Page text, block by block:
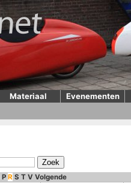
Materiaal Evenementen
P R S T V Volgende